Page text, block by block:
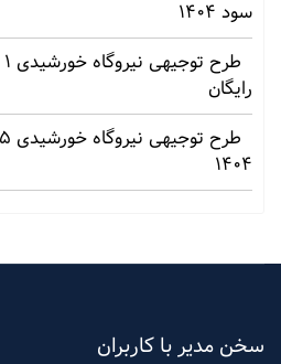
سود 1404
رایگان
1404
سخن مدیر با کاربران